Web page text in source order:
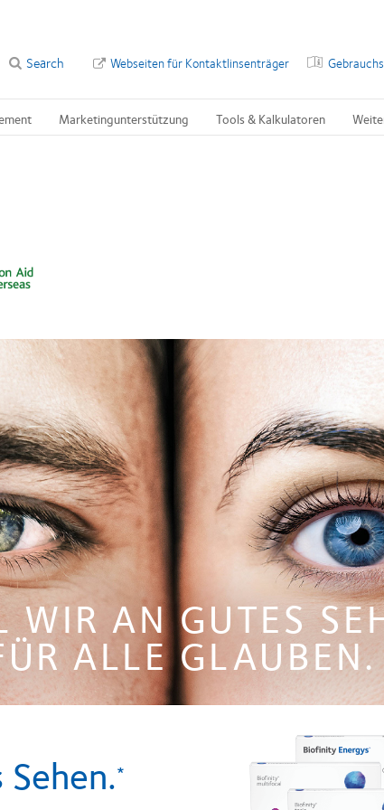
Webseiten für Kontaktlinsenträger
Search
Marketingunterstützung Tools & Kalkulatoren
WIR AN GUTES
ALLE GLAUBEN.
*